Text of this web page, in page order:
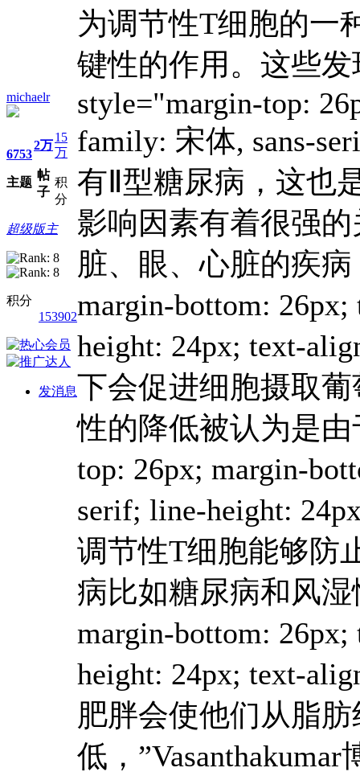
michaelr
6753
主题
2万
帖
子
15
万
积
分
超级版主
积分
153902
发消息
为调节性T细胞的一
键性的作用。这些发
style="margin-top:
family: 宋体, sans-
有Ⅱ型糖尿病，这也
影响因素有着很强
脏、眼、心脏的疾
margin-bottom:
height: 24px; text-
下会促进细胞摄取
性的降低被认为是
top: 26px; margin-
serif; line-height:
调节性T细胞能够防
病比如糖尿病和风湿
margin-bottom:
height: 24px; text-
肥胖会使他们从脂
低，